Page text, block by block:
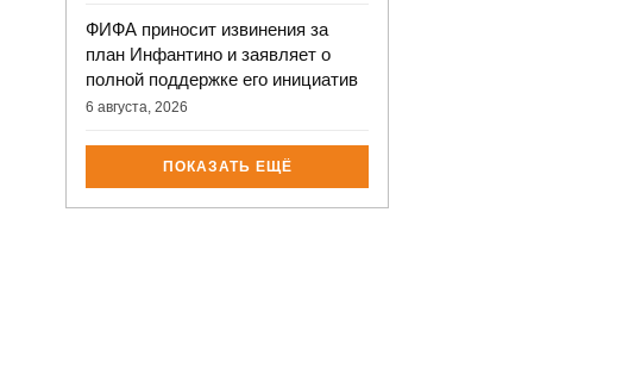
ФИФА приносит извинения за
план Инфантино и заявляет о
полной поддержке его инициатив
6 августа, 2026
ПОКАЗАТЬ ЕЩЁ